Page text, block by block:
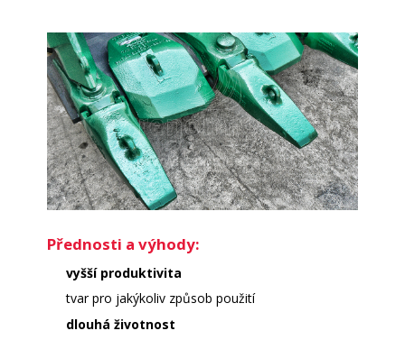
Přednosti a výhody:
vyšší produktivita
tvar pro jakýkoliv způsob použití
dlouhá životnost